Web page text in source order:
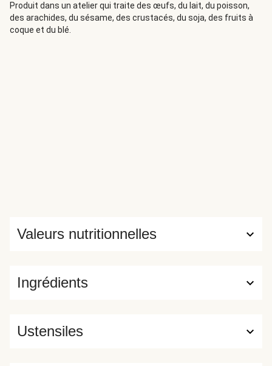
Produit dans un atelier qui traite des œufs, du lait, du poisson,
des arachides, du sésame, des crustacés, du soja, des fruits à
coque et du blé.
Ingrédients
Valeurs nutritionnelles
Ustensiles